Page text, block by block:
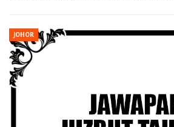
JOHOR